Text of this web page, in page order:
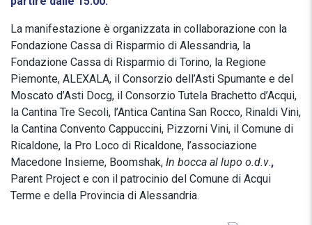
La manifestazione è organizzata in collaborazione con la
Fondazione Cassa di Risparmio di Alessandria, la
Fondazione Cassa di Risparmio di Torino, la Regione
Piemonte, ALEXALA, il Consorzio dell’Asti Spumante e del
Moscato d’Asti Docg, il Consorzio Tutela Brachetto d’Acqui,
la Cantina Tre Secoli, l’Antica Cantina San Rocco, Rinaldi Vini,
la Cantina Convento Cappuccini, Pizzorni Vini, il Comune di
Ricaldone, la Pro Loco di Ricaldone, l’associazione
Macedone Insieme, Boomshak, In bocca al lupo o.d.v.,
Parent Project e con il patrocinio del Comune di Acqui
Terme e della Provincia di Alessandria.